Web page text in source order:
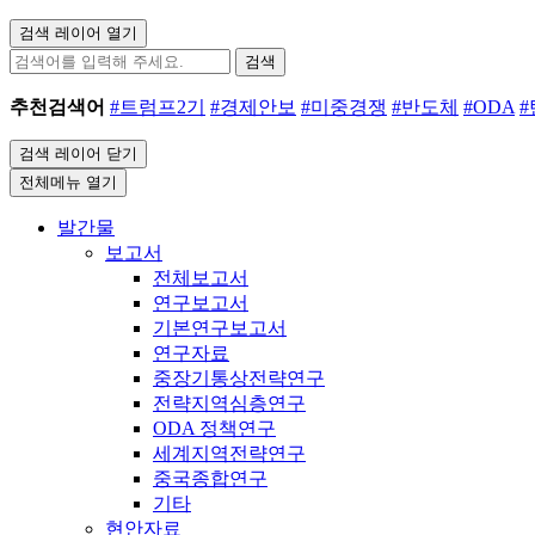
검색 레이어 열기
검색
추천검색어 #트럼프2기 #경제안보 #미중경쟁 #반도체 #ODA #
검색 레이어 닫기
전체메뉴 열기
발간물
보고서
전체보고서
연구보고서
기본연구보고서
연구자료
중장기통상전략연구
전략지역심층연구
ODA 정책연구
세계지역전략연구
중국종합연구
기타
현안자료